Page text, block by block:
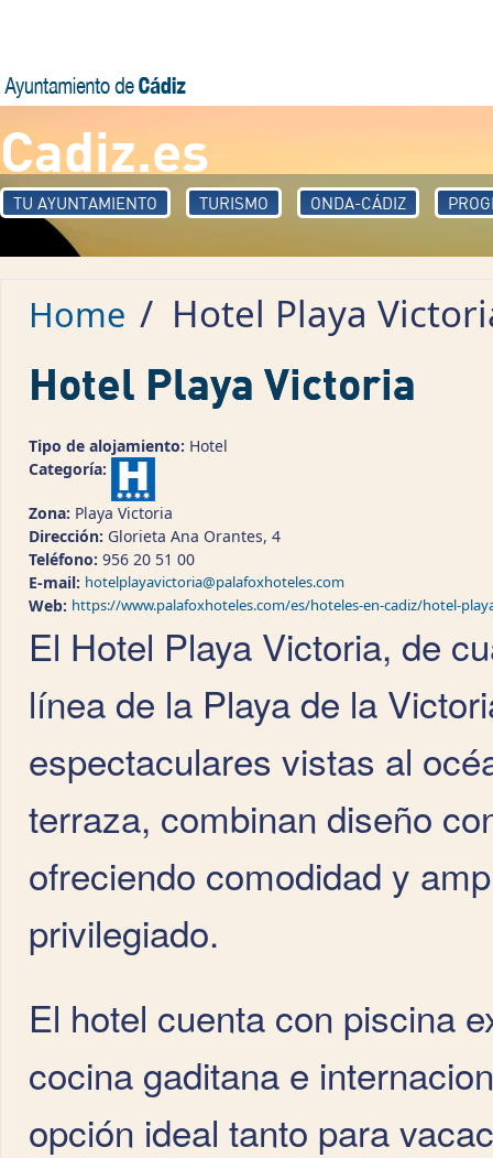
Cadiz.es
TU AYUNTAMIENTO TURISMO ONDA-CÁDIZ
Home / Hotel Playa
Hotel Playa Victoria
Tipo de alojamiento: Hotel
Categoría:
Zona: Playa Victoria
Dirección: Glorieta Ana Orantes, 4
Teléfono: 956 20 51 00
E-mail: hotelplayavictoria@palafoxhoteles.com
Web: https://www.palafoxhoteles.com/es/hoteles-en-cadiz/hotel-
El Hotel Playa Victoria, de
línea de la Playa de la
espectaculares vistas al
terraza, combinan diseño
ofreciendo comodidad y
privilegiado.
El hotel cuenta con piscina
cocina gaditana e
opción ideal tanto para